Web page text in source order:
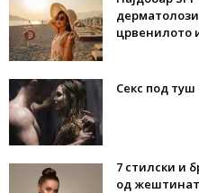
црвенилото
Секс под
7 стилски и
од